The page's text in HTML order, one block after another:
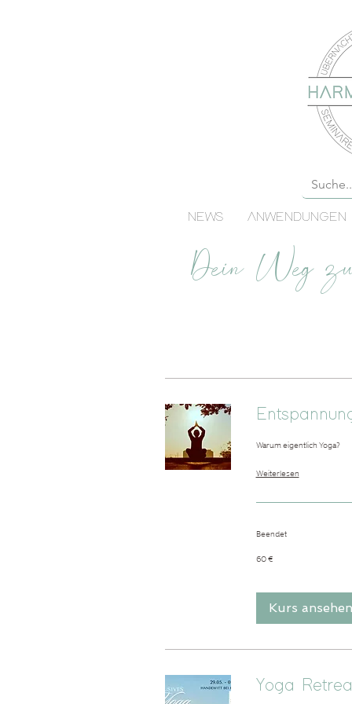
NEWS ANWENDUNGEN
Dein Weg
Warum eigentlich Yoga?
Weiterlesen
Beendet
Euro
60 €
Kurs ansehen
Yoga